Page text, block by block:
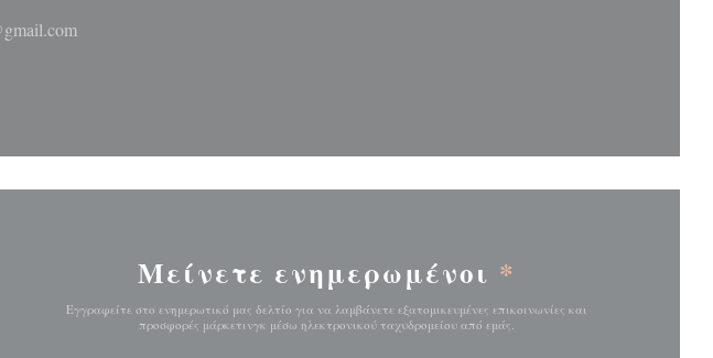
((ανοίγει σε νέο παράθυρο))
Μείνετε ενημερωμένοι *
Εγγραφείτε στο ενημερωτικό μας δελτίο για να λαμβάνετε εξατομικευμένες επικοινωνίες και
προσφορές μάρκετινγκ μέσω ηλεκτρονικού ταχυδρομείου από εμάς.